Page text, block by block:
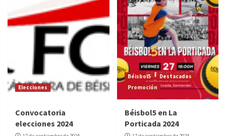
Elecciones
Convocatoria
elecciones 2024
Béisbol5
Destacados
Promoción
Béisbol5 en La
Porticada 2024